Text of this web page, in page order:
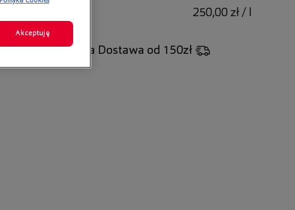
250,00 zł / l
Darmowa Dostawa od 150zł
Akceptuję